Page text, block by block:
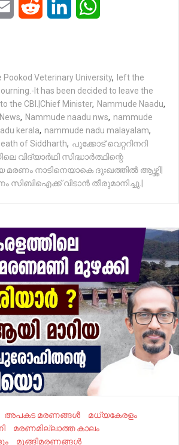
Email Reddit LinkedIn
Veterinary University,
left the
It has been decided to leave the
the CBI.|Chief Minister, Nammude Naadu,
, Nammude naadu nws, nammude
kerala, nammude nadu malayalam,
of Siddharth, പൂക്കോട് വെറ്ററിനറി
വിദ്യാർഥി സിദ്ധാർത്ഥിന്റെ
നാടിനെയാകെ ദുഃഖത്തിൽ ആഴ്ത്തി|
വിടാൻ തീരുമാനിച്ചു.|
അപകട മരണങ്ങൾ
മധ്യകേരളം
മരണമില്ലാത്ത കാലം
മുങ്ങിമരണങ്ങൾ